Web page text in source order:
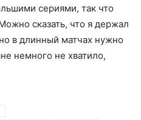
сериями, так что
сказать, что я держал
в длинный матчах нужно
немного не хватило,